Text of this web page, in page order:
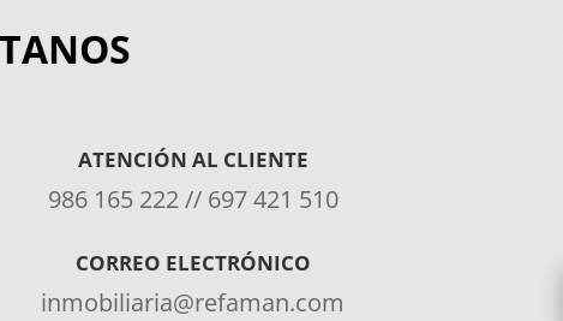
ATENCIÓN AL CLIENTE
986 165 222 // 697 421 510
CORREO ELECTRÓNICO
inmobiliaria@refaman.com